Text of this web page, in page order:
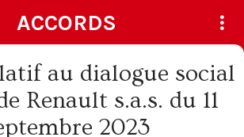
ACCORDS
au dialogue social
Renault s.a.s. du 11
2023